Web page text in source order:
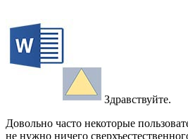
Здравствуйте.
Довольно часто некоторые
не нужно ничего